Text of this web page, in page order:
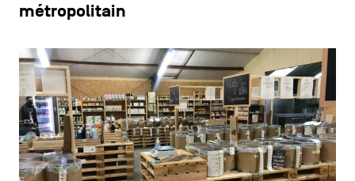
métropolitain